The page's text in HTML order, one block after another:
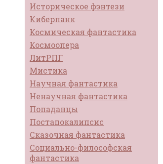
Историческое фэнтези
Киберпанк
Космическая фантастика
Космоопера
ЛитРПГ
Мистика
Научная фантастика
Ненаучная фантастика
Попаданцы
Постапокалипсис
Сказочная фантастика
Социально-философская
фантастика